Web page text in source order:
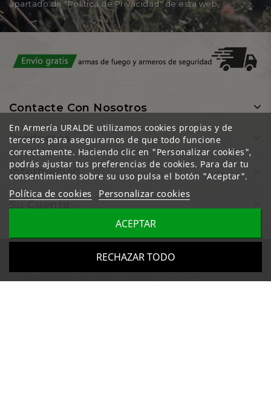
apartado de "Política de Privacidad" de esta web.
Contacte Con Nosotros
Productos
Información
Su Cuenta
En Armería URALDE utilizamos cookies propias y de
terceros para asegurarnos de que todo funcione
correctamente. Haciendo clic en "Personalizar cookies",
podrás ajustar tus preferencias de cookies. Para dar tu
consentimiento sobre su uso pulsa el botón "Aceptar".
Política de cookies Personalizar cookies
RECHAZAR TODO
ACEPTAR
Todos los precios mostrados en esta web
u omisión y sujetos a cambios sin previo aviso.